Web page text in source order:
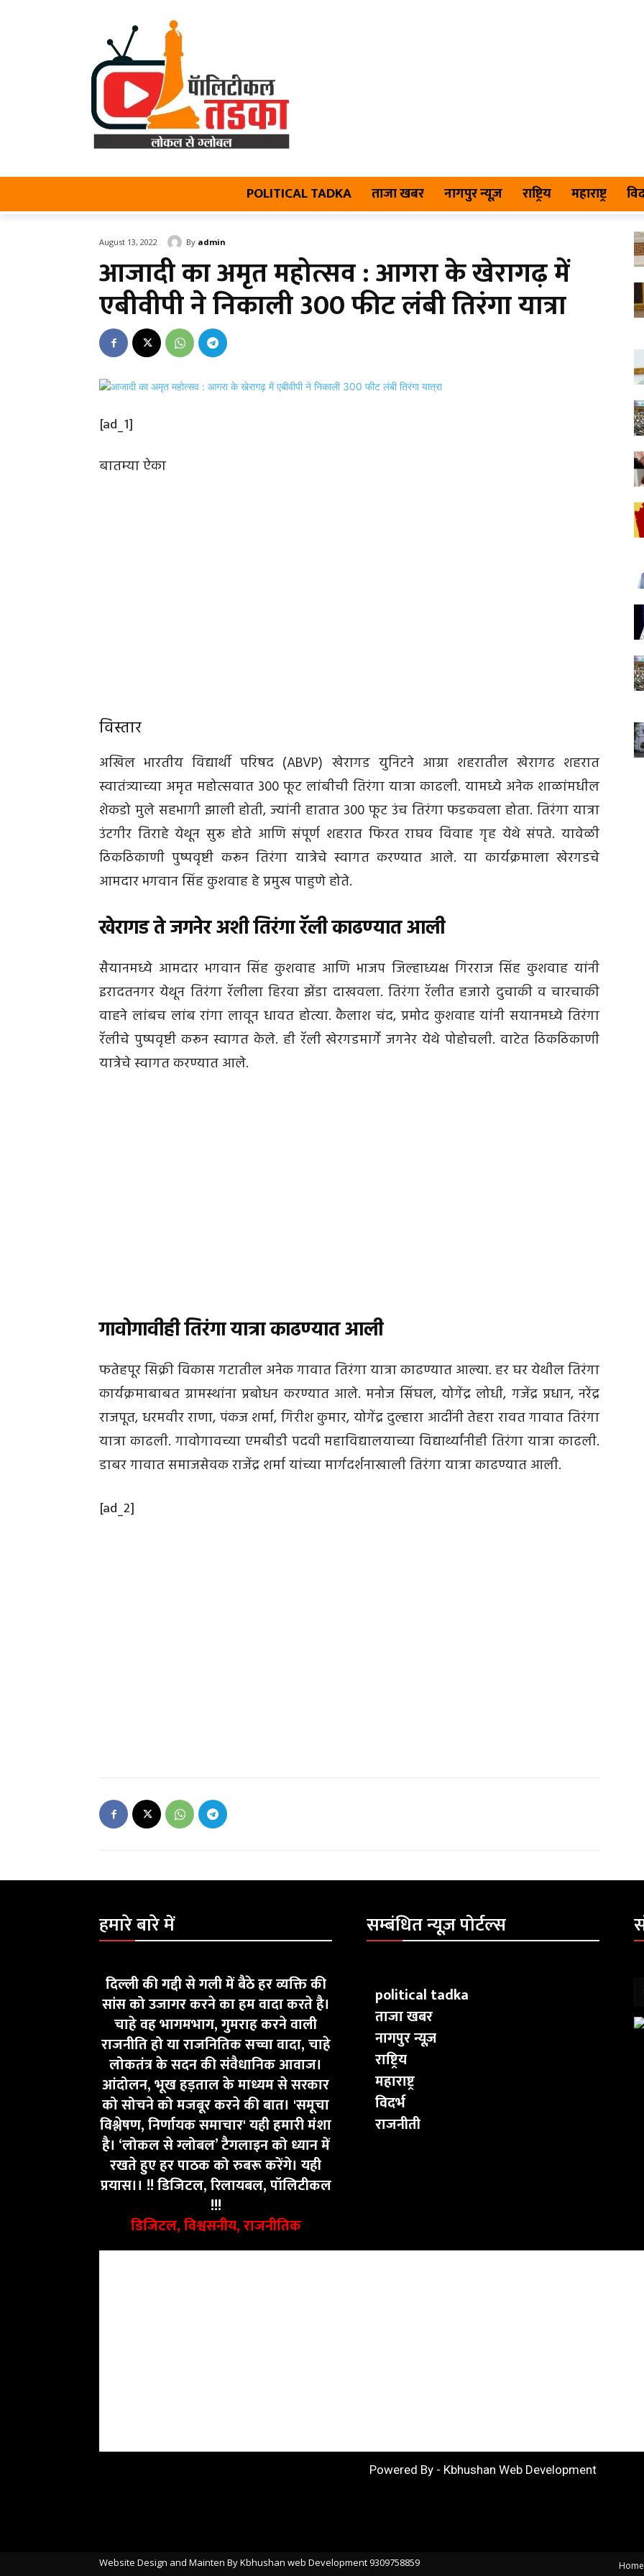
POLITICAL TADKA ताजा खबर नागपुर न्यूज़ राष्ट्रिय महाराष्ट्र
August 13, 2022 By admin
आजादी का अमृत महोत्सव : आगरा के खेरागढ़ में
एबीवीपी ने निकाली 300 फीट लंबी तिरंगा यात्रा
[ad_1]
बातम्या ऐका
विस्तार
अखिल भारतीय विद्यार्थी परिषद (ABVP) खेरागड युनिटने आग्रा शहरातील खेरागढ शहरात
स्वातंत्र्याच्या अमृत महोत्सवात 300 फूट लांबीची तिरंगा यात्रा काढली. यामध्ये अनेक शाळांमधील
शेकडो मुले सहभागी झाली होती, ज्यांनी हातात 300 फूट उंच तिरंगा फडकवला होता. तिरंगा यात्रा
उंटगीर तिराहे येथून सुरू होते आणि संपूर्ण शहरात फिरत राघव विवाह गृह येथे संपते. यावेळी
ठिकठिकाणी पुष्पवृष्टी करून तिरंगा यात्रेचे स्वागत करण्यात आले. या कार्यक्रमाला खेरगडचे
आमदार भगवान सिंह कुशवाह हे प्रमुख पाहुणे होते.
खेरागड ते जगनेर अशी तिरंगा रॅली काढण्यात आली
सैयानमध्ये आमदार भगवान सिंह कुशवाह आणि भाजप जिल्हाध्यक्ष गिरराज सिंह कुशवाह यांनी
इरादतनगर येथून तिरंगा रॅलीला हिरवा झेंडा दाखवला. तिरंगा रॅलीत हजारो दुचाकी व चारचाकी
वाहने लांबच लांब रांगा लावून धावत होत्या. कैलाश चंद, प्रमोद कुशवाह यांनी सयानमध्ये तिरंगा
रॅलीचे पुष्पवृष्टी करून स्वागत केले. ही रॅली खेरगडमार्गे जगनेर येथे पोहोचली. वाटेत ठिकठिकाणी
यात्रेचे स्वागत करण्यात आले.
गावोगावीही तिरंगा यात्रा काढण्यात आली
फतेहपूर सिक्री विकास गटातील अनेक गावात तिरंगा यात्रा काढण्यात आल्या. हर घर येथील तिरंगा
कार्यक्रमाबाबत ग्रामस्थांना प्रबोधन करण्यात आले. मनोज सिंघल, योगेंद्र लोधी, गजेंद्र प्रधान, नरेंद्र
राजपूत, धरमवीर राणा, पंकज शर्मा, गिरीश कुमार, योगेंद्र दुल्हारा आदींनी तेहरा रावत गावात तिरंगा
यात्रा काढली. गावोगावच्या एमबीडी पदवी महाविद्यालयाच्या विद्यार्थ्यांनीही तिरंगा यात्रा काढली.
डाबर गावात समाजसेवक राजेंद्र शर्मा यांच्या मार्गदर्शनाखाली तिरंगा यात्रा काढण्यात आली.
[ad_2]
हमारे बारे में
दिल्ली की गद्दी से गली में बैठे हर व्यक्ति की
सांस को उजागर करने का हम वादा करते है।
चाहे वह भागमभाग, गुमराह करने वाली
राजनीति हो या राजनितिक सच्चा वादा, चाहे
लोकतंत्र के सदन की संवैधानिक आवाज।
आंदोलन, भूख हड़ताल के माध्यम से सरकार
को सोचने को मजबूर करने की बात। 'समूचा
विश्लेषण, निर्णायक समाचार' यही हमारी मंशा
है। ‘लोकल से ग्लोबल’ टैगलाइन को ध्यान में
रखते हुए हर पाठक को रुबरू करेंगे। यही
प्रयास।। !! डिजिटल, रिलायबल, पॉलिटीकल
!!!
डिजिटल, विश्वसनीय, राजनीतिक
सम्बंधित न्यूज़ पोर्टल्स
political tadka
ताजा खबर
नागपुर न्यूज़
राष्ट्रिय
महाराष्ट्र
विदर्भ
राजनीती
Powered By - Kbhushan Web Development
Website Design and Mainten By Kbhushan web Development 9309758859 Home